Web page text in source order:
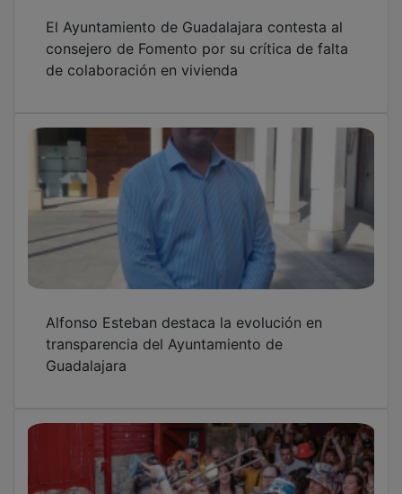
El Ayuntamiento de Guadalajara contesta al
consejero de Fomento por su crítica de falta
de colaboración en vivienda
Alfonso Esteban destaca la evolución en
transparencia del Ayuntamiento de
Guadalajara